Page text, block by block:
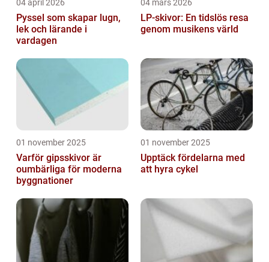
04 april 2026
Pyssel som skapar lugn,
lek och lärande i
vardagen
04 mars 2026
LP-skivor: En tidslös resa
genom musikens värld
01 november 2025
Varför gipsskivor är
oumbärliga för moderna
byggnationer
01 november 2025
Upptäck fördelarna med
att hyra cykel